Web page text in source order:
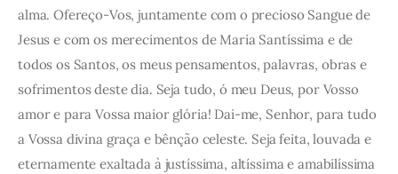
alma. Ofereço-Vos, juntamente com o precioso Sangue de
Jesus e com os merecimentos de Maria Santíssima e de
todos os Santos, os meus pensamentos, palavras, obras e
sofrimentos deste dia. Seja tudo, ó meu Deus, por Vosso
amor e para Vossa maior glória! Dai-me, Senhor, para tudo
a Vossa divina graça e bênção celeste. Seja feita, louvada e
eternamente exaltada à justíssima, altíssima e amabilíssima